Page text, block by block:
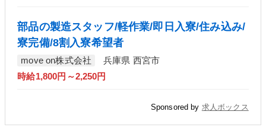
部品の製造スタッフ/軽作業/即日入寮/住み込み/
寮完備/8割入寮希望者
move on株式会社
兵庫県 西宮市
時給1,800円～2,250円
Sponsored by 求人ボックス